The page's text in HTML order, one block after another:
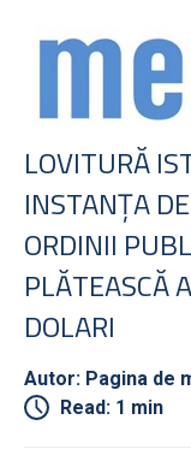
LOVITURĂ
INSTANŢA
ORDINII
PLĂTEASCĂ
DOLARI
Autor: Pagina de
Read: 1 min